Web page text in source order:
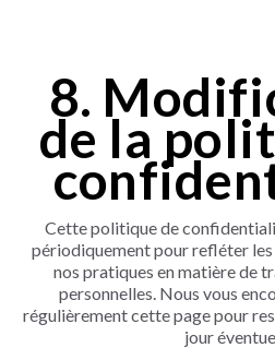
8.
de la
Cette politique de
périodiquement pour refléter
nos pratiques en matière de
personnelles. Nous vous
régulièrement cette page pour
jour